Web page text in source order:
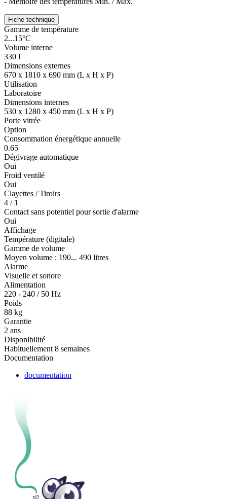
Fiche technique
Gamme de température
2...15°C
Volume interne
330 l
Dimensions externes
670 x 1810 x 690 mm (L x H x P)
Utilisation
Laboratoire
Dimensions internes
530 x 1280 x 450 mm (L x H x P)
Porte vitrée
Option
Consommation énergétique annuelle
0.65
Dégivrage automatique
Oui
Froid ventilé
Oui
Clayettes / Tiroirs
4 / 1
Contact sans potentiel pour sortie d'alarme
Oui
Affichage
Température (digitale)
Gamme de volume
Moyen volume : 190... 490 litres
Alarme
Visuelle et sonore
Alimentation
220 - 240 / 50 Hz
Poids
88 kg
Garantie
2 ans
Disponibilité
Habituellement 8 semaines
Documentation
documentation